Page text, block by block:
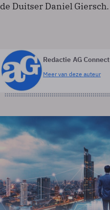
de Duitser Daniel Giersch.
Redactie AG Connect
Meer van deze auteur